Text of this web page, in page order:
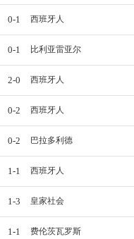
0-1 西班牙人
0-1 比利亚雷亚尔
2-0 西班牙人
0-2 西班牙人
0-2 巴拉多利德
1-1 西班牙人
1-3 皇家社会
1-1 费伦茨瓦罗斯